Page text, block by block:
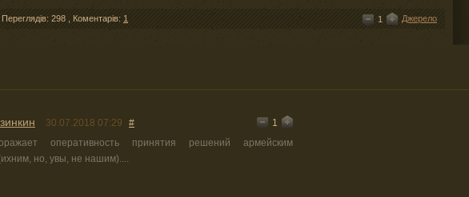
Переглядів: 298 Коментарів: 1 Джерело
1
30.07.2018 07:29 #
1
оперативность принятия решений армейским
но, увы, не нашим)....